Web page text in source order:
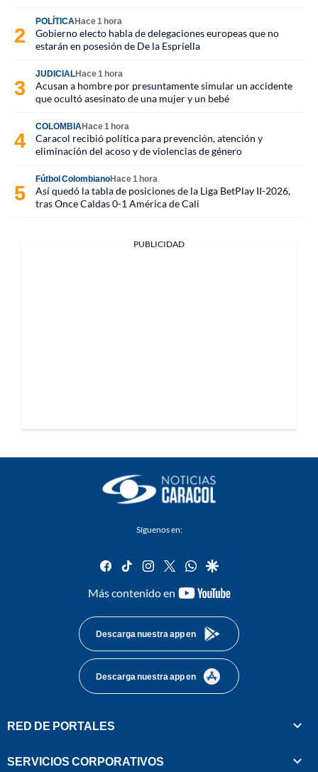
POLÍTICAHace 1 hora
Gobierno electo habla de delegaciones europeas que no
estarán en posesión de De la Espriella
JUDICIALHace 1 hora
Acusan a hombre por presuntamente simular un accidente
que ocultó asesinato de una mujer y un bebé
COLOMBIAHace 1 hora
Caracol recibió política para prevención, atención y
eliminación del acoso y de violencias de género
Fútbol ColombianoHace 1 hora
Así quedó la tabla de posiciones de la Liga BetPlay II-2026,
tras Once Caldas 0-1 América de Cali
PUBLICIDAD
Síguenos en:
facebook
tiktok instagram
twitterwhatsapp
google
Más contenido en
youtube-
Descarga nuestra app en
Descarga nuestra app en
RED DE PORTALES
SERVICIOS CORPORATIVOS